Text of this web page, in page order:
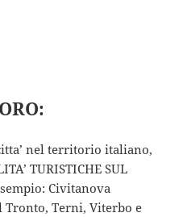
nel territorio italiano,
TURISTICHE SUL
Civitanova
Tronto, Terni, Viterbo e